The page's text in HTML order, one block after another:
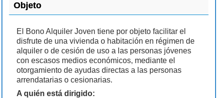
Objeto
El Bono Alquiler Joven tiene por objeto facilitar el
disfrute de una vivienda o habitación en régimen de
alquiler o de cesión de uso a las personas jóvenes
con escasos medios económicos, mediante el
otorgamiento de ayudas directas a las personas
arrendatarias o cesionarias.
A quién está dirigido: